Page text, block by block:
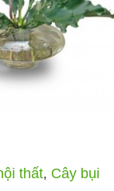
thất, Cây bụi